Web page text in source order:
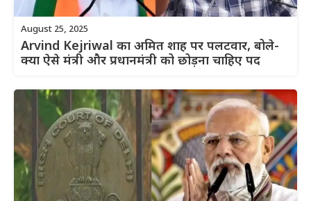
August 25, 2025
Arvind Kejriwal का अमित शाह पर पलटवार, बोले-
क्या ऐसे मंत्री और प्रधानमंत्री को छोड़ना चाहिए पद